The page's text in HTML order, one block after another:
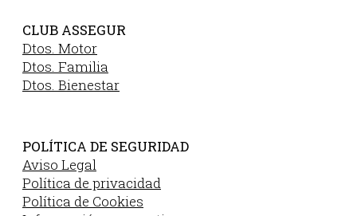
CLUB ASSEGUR
Dtos. Motor
Dtos. Familia
Dtos. Bienestar
POLÍTICA DE SEGURIDAD
Aviso Legal
Política de privacidad
Política de Cookies